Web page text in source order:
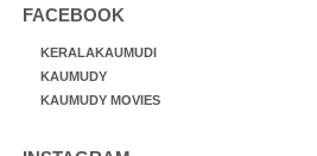
FACEBOOK
KERALAKAUMUDI
KAUMUDY
KAUMUDY MOVIES